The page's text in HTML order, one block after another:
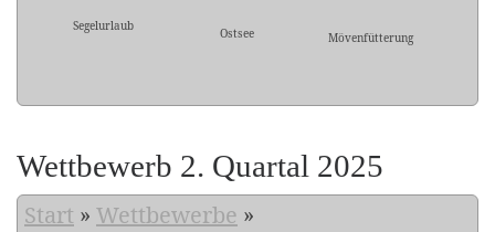
Segelurlaub Ostsee Mövenfütterung
Wettbewerb 2. Quartal 2025
Start » Wettbewerbe »